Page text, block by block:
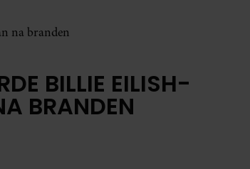
na branden
BILLIE EILISH-
BRANDEN